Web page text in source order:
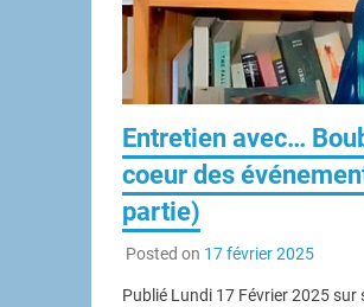
Entretien avec…
coeur des
partie)
Posted on 17 février 2025
Publié Lundi 17 Février 2025